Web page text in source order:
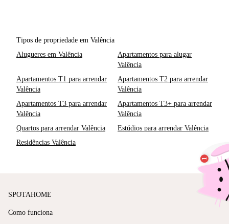
Tipos de propriedade em Valência
Alugueres em Valência
Apartamentos para alugar
Valência
Apartamentos T1 para arrendar
Valência
Apartamentos T2 para arrendar
Valência
Apartamentos T3 para arrendar
Valência
Apartamentos T3+ para arrendar
Valência
Quartos para arrendar Valência
Estúdios para arrendar Valência
Residências Valência
SPOTAHOME
Como funciona